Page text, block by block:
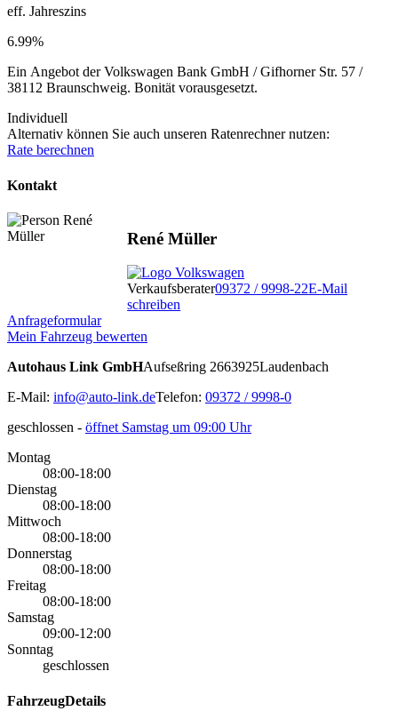
eff. Jahreszins
6.99%
Ein Angebot der Volkswagen Bank GmbH / Gifhorner Str. 57 /
38112 Braunschweig. Bonität vorausgesetzt.
Individuell
Alternativ können Sie auch unseren Ratenrechner nutzen:
Rate berechnen
Kontakt
René Müller
Verkaufsberater09372 / 9998-22E-Mail
schreiben
Anfrageformular
Mein Fahrzeug bewerten
Autohaus Link GmbHAufseßring 2663925Laudenbach
E-Mail: info@auto-link.deTelefon: 09372 / 9998-0
geschlossen - öffnet Samstag um 09:00 Uhr
Montag
08:00-18:00
Dienstag
08:00-18:00
Mittwoch
08:00-18:00
Donnerstag
08:00-18:00
Freitag
08:00-18:00
Samstag
09:00-12:00
Sonntag
geschlossen
FahrzeugDetails